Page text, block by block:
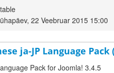
22 Veebruar 2015 15:00
ja-JP Language Pack
Pack for Joomla! 3.4.5